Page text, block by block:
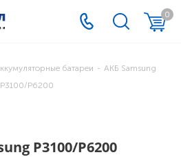
0
батареи - АКБ Samsung
P3100/P6200
P3100/P6200